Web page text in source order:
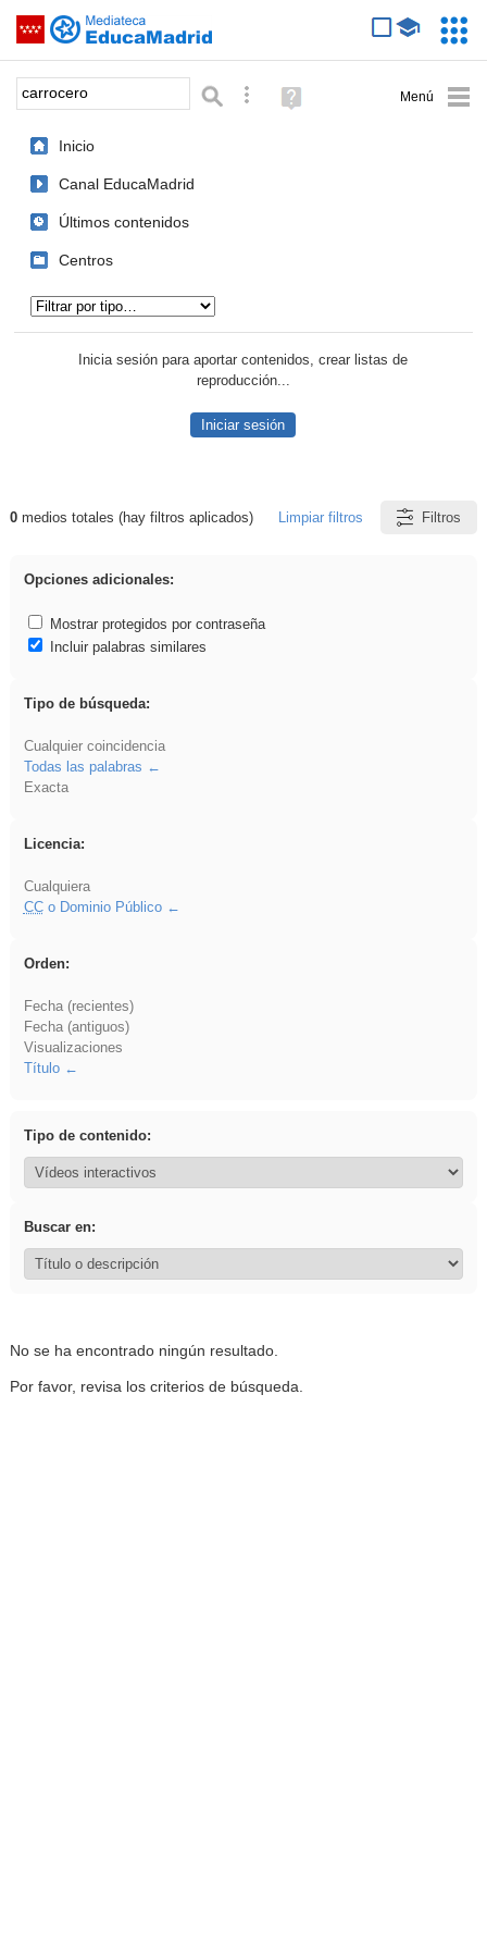
Saltar navegación
Palabra o frase: Búsqueda avanzada
Ayuda
(en
Inicio
Canal EducaMadrid
Últimos contenidos
Centros
Inicia sesión para aportar contenidos, crear listas de
reproducción...
Iniciar sesión
Resultados de: carrocero
0medios totales (hay filtros aplicados) Limpiar filtros Filtros
Opciones adicionales:
Mostrar protegidos por contraseña
Incluir palabras similares
Tipo de búsqueda:
Cualquier coincidencia
Todas las palabras
Exacta
Licencia:
Cualquiera
CCo Dominio Público
Orden:
Fecha (recientes)
Fecha (antiguos)
Visualizaciones
Título
Tipo de contenido:
Buscar en:
No se ha encontrado ningún resultado.
Por favor, revisa los criterios de búsqueda.